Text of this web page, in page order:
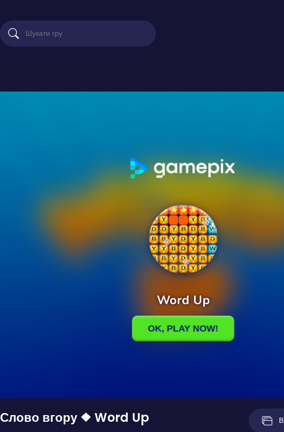
Слово вгору ❖ Word Up